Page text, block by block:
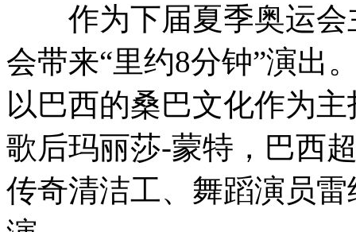
作为下届夏季奥运会
会带来“里约8分钟”演出
以巴西的桑巴文化作为
歌后玛丽莎-蒙特，巴西
传奇清洁工、舞蹈演员